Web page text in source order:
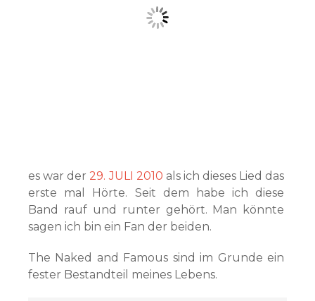
es war der 29. JULI 2010 als ich dieses Lied das
erste mal Hörte. Seit dem habe ich diese
Band rauf und runter gehört. Man könnte
sagen ich bin ein Fan der beiden.
The Naked and Famous sind im Grunde ein
fester Bestandteil meines Lebens.